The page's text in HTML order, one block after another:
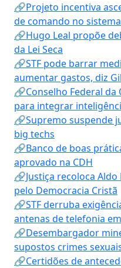
🔗Projeto incentiva
de comando no
🔗Hugo Leal propõe
da Lei Seca
🔗STF pode barrar
aumentar gastos, diz
🔗Conselho Federal da
para integrar
🔗Supremo suspende
big techs
🔗Banco de boas
aprovado na CDH
🔗Justiça recoloca
pelo Democracia Cristã
🔗STF derruba
antenas de telefonia
🔗Desembargador
supostos crimes
🔗Certidões de